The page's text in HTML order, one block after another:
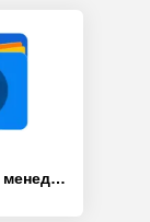
RS Файловый менеджер: RS Проводник EX